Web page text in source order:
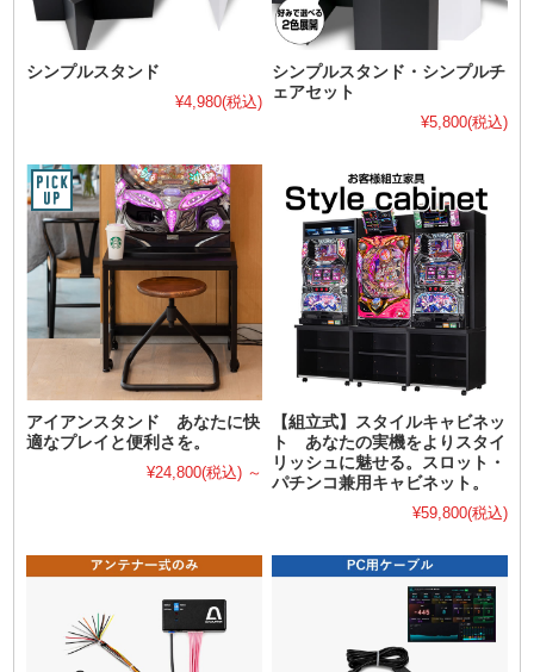
シンプルスタンド
¥4,980(税込)
シンプルスタンド・シンプルチ
ェアセット
¥5,800(税込)
アイアンスタンド あなたに快
適なプレイと便利さを。
¥24,800(税込) ～
【組立式】スタイルキャビネッ
ト あなたの実機をよりスタイ
リッシュに魅せる。スロット・
パチンコ兼用キャビネット。
¥59,800(税込)